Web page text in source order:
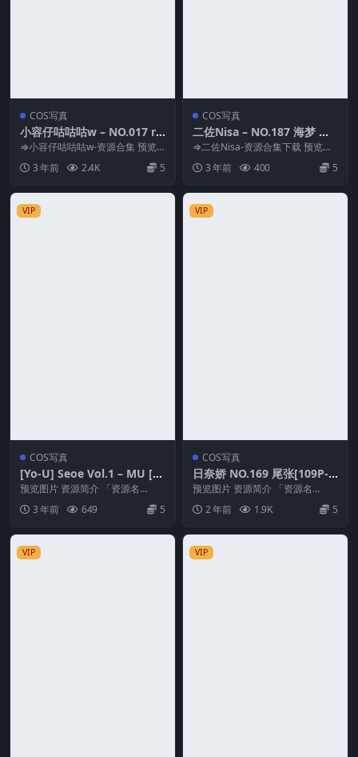
COS写真
小容仔咕咕咕w – NO.017 ra
bbit×贰 [50P-215M]
⇒小容仔咕咕咕w-资源合集 预览
图片 资源简介 「资源名称」：小
容仔咕咕咕w –...
3 年前 2.4K 5
COS写真
二佐Nisa – NO.187 海梦 日
常泳装[39P-1.29G]
⇒二佐Nisa-资源合集下载 预览图
片 资源简介 「资源名称」：二佐
Nisa –...
3 年前 400 5
VIP
COS写真
[Yo-U] Seoe Vol.1 – MU [15
8P1V-2.08G]
预览图片 资源简介 「资源名
称」：[Yo-U] Seoe Vol.1 – MU ...
3 年前 649 5
VIP
COS写真
日奈娇 NO.169 尾张[109P-1.
96GB]
预览图片 资源简介 「资源名
称」：日奈娇 NO.169 尾张[109P-
1.96...2 年前 1.9K 5
VIP VIP